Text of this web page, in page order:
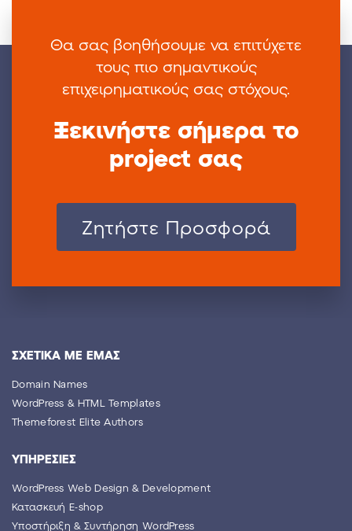
Θα σας βοηθήσουμε να επιτύχετε
τους πιο σημαντικούς
επιχειρηματικούς σας στόχους.
Ξεκινήστε σήμερα το
project σας
Zητήστε Προσφορά
ΣΧΕΤΙΚΑ ΜΕ ΕΜΑΣ
Domain Names
WordPress & HTML Templates
Themeforest Elite Authors
YΠΗΡΕΣΙΕΣ
WordPress Web Design & Development
Κατασκευή E-shop
Yποστήριξη & Συντήρηση WordPress